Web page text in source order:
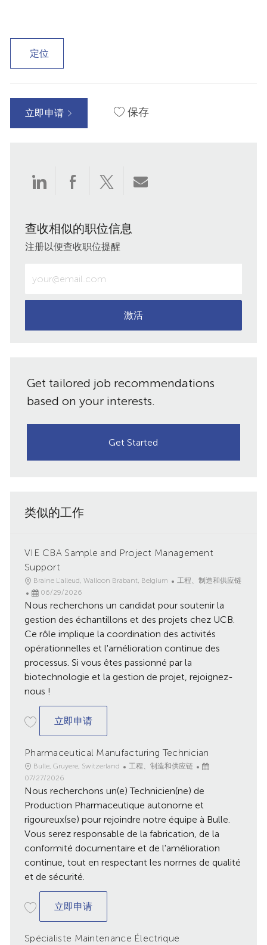
定位
立即申请 保存
通
LinkedInFacebook
通
twitter
通
享
查收相似的职位信息
注册以便查收职位提醒
入
电
邮
（必
需）
激活
Get tailored job recommendations
based on your interests.
Get Started
类似的工作
VIE CBA Sample and Project Management
Support
地
点
Braine L'alleud, Walloon Brabant, Belgium
类
工程、制造和供应链
已
发
期
06/29/2026
Nous recherchons un candidat pour soutenir la
gestion des échantillons et des projets chez UCB.
Ce rôle implique la coordination des activités
opérationnelles et l'amélioration continue des
processus. Si vous êtes passionné par la
biotechnologie et la gestion de projet, rejoignez-
nous !
立即申请VIE CBA Sample and Project
Pharmaceutical Manufacturing Technician
地
点
Bulle, Gruyere, Switzerland
类
工程、制造和供应链
已
布
日
07/27/2026
Nous recherchons un(e) Technicien(ne) de
Production Pharmaceutique autonome et
rigoureux(se) pour rejoindre notre équipe à Bulle.
Vous serez responsable de la fabrication, de la
conformité documentaire et de l'amélioration
continue, tout en respectant les normes de qualité
et de sécurité.
立即申请Pharmaceutical Manufacturing
Spécialiste Maintenance Électrique